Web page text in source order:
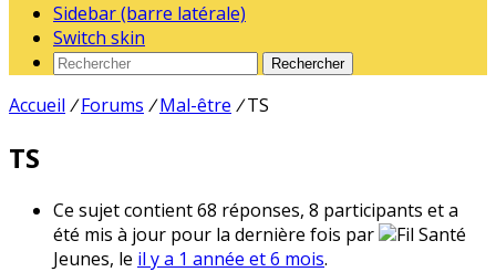
Sidebar (barre latérale)
Switch skin
Rechercher
Accueil / Forums / Mal-être / TS
TS
Ce sujet contient 68 réponses, 8 participants et a
été mis à jour pour la dernière fois par
Fil Santé
Jeunes, le il y a 1 année et 6 mois.